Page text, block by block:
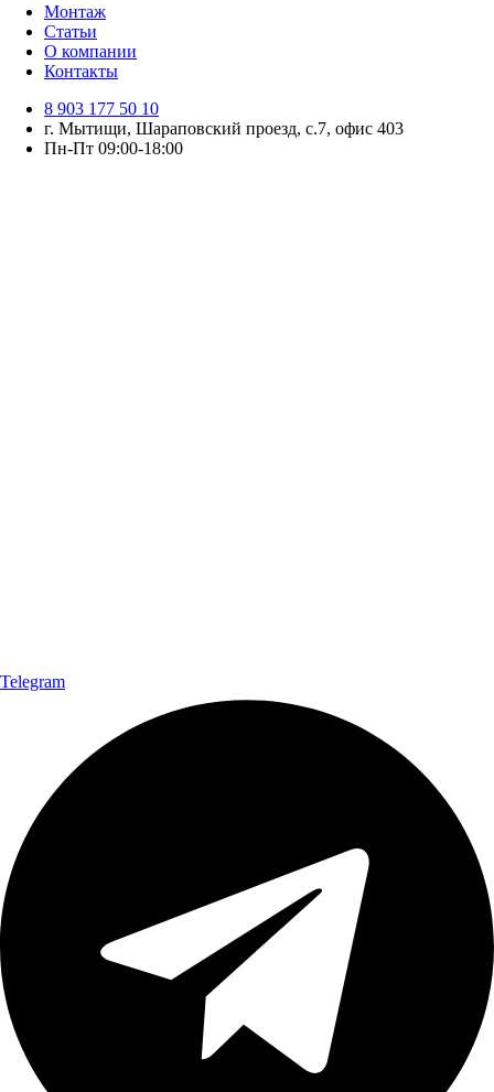
Монтаж
Статьи
О компании
Контакты
8 903 177 50 10
г. Мытищи, Шараповский проезд, с.7, офис 403
Пн-Пт 09:00-18:00
Telegram